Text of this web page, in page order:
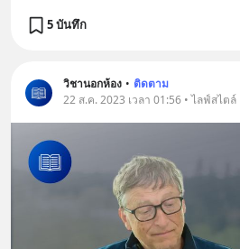
5 บันทึก
วิชานอกห้อง • ติดตาม
22 ส.ค. 2023 เวลา 01:56 • ไลฟ์สไตล์